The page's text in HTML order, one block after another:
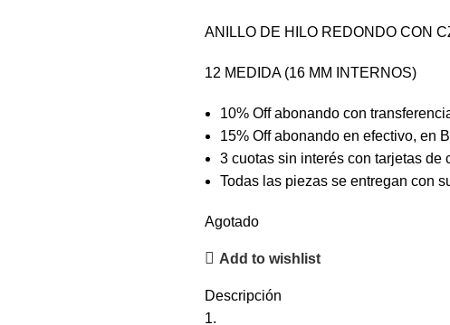
ANILLO DE HILO REDONDO CON
12 MEDIDA (16 MM INTERNOS)
10% Off abonando con
15% Off abonando en efectivo, en
3 cuotas sin interés con tarjetas de
Todas las piezas se entregan con
Agotado
Add to wishlist
Descripción